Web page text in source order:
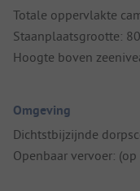
Totale oppervlakte
Staanplaatsgrootte:
Hoogte boven
Omgeving
Dichtstbijzijnde
Openbaar vervoer: